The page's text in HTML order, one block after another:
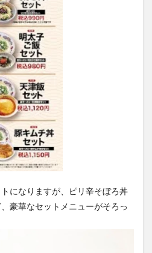
になりますが、ピリ辛そぼろ丼
豪華なセットメニューがそろっ